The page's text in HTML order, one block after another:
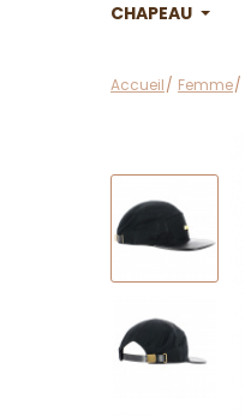
CHAPEAU
Accueil Femme